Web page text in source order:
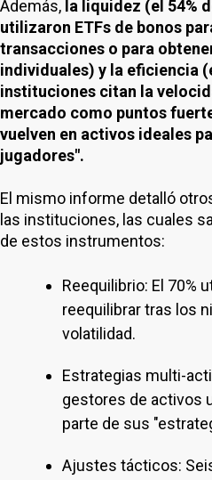
Además, la liquidez (el 54%
utilizaron ETFs de bonos
transacciones o para
individuales) y la eficiencia
instituciones citan la
mercado como puntos
vuelven en activos ideales
jugadores".
El mismo informe detalló
las instituciones, las cuales
de estos instrumentos:
Reequilibrio: El 70%
reequilibrar tras los
volatilidad.
Estrategias multi-
gestores de activos
parte de sus
Ajustes tácticos: